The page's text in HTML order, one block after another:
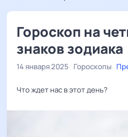
Гороскоп на
знаков зодиака
14 января 2025 Гороскопы
Что ждет нас в этот день?